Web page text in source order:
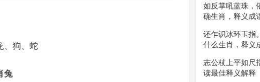
、狗、蛇
兔
如反掌吼蓝珠，
确生肖，释义成
还乍识冰环玉指
什么生肖，释义
志公杖上平如尺
读最佳释义解释